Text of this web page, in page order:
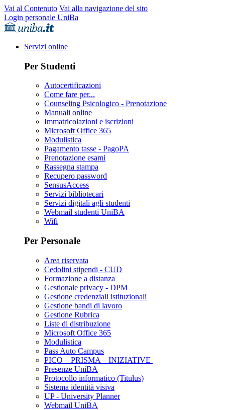
Vai al Contenuto Vai alla navigazione del sito
Login personale UniBa
Servizi online
Per Studenti
Autocertificazioni
Come fare per...
Counseling Psicologico - Prenotazione
Manuali online
Immatricolazioni e iscrizioni
Microsoft Office 365
Modulistica
Pagamento tasse - PagoPA
Prenotazione esami
Rassegna stampa
Recupero password
SensusAccess
Servizi bibliotecari
Servizi digitali agli studenti
Webmail studenti UniBA
Wifi
Per Personale
Area riservata
Cedolini stipendi - CUD
Formazione a distanza
Gestionale privacy - DPM
Gestione credenziali istituzionali
Gestione bandi di lavoro
Gestione Rubrica
Liste di distribuzione
Microsoft Office 365
Modulistica
Pass Auto Campus
PICO – PRISMA – INIZIATIVE
Presenze UniBA
Protocollo informatico (Titulus)
Sistema identità visiva
UP - University Planner
Webmail UniBA